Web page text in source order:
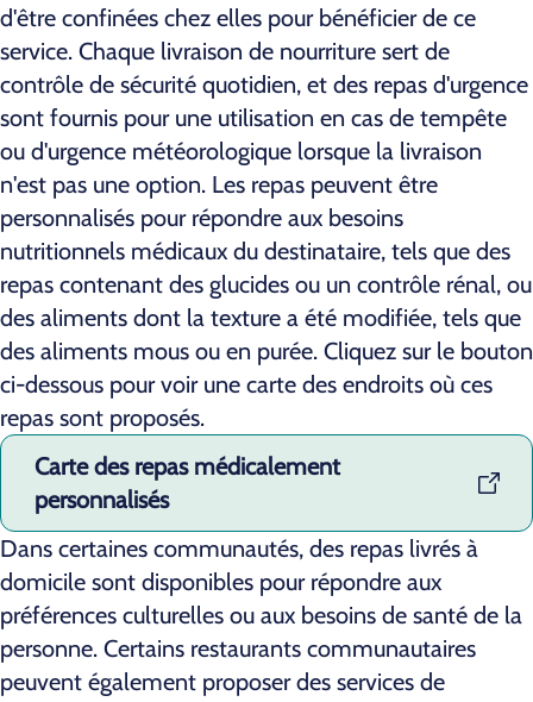
d'être confinées chez elles pour bénéficier de ce
service. Chaque livraison de nourriture sert de
contrôle de sécurité quotidien, et des repas d'urgence
sont fournis pour une utilisation en cas de tempête
ou d'urgence météorologique lorsque la livraison
n'est pas une option. Les repas peuvent être
personnalisés pour répondre aux besoins
nutritionnels médicaux du destinataire, tels que des
repas contenant des glucides ou un contrôle rénal, ou
des aliments dont la texture a été modifiée, tels que
des aliments mous ou en purée. Cliquez sur le bouton
ci-dessous pour voir une carte des endroits où ces
repas sont proposés.
Carte des repas médicalement
personnalisés
Dans certaines communautés, des repas livrés à
domicile sont disponibles pour répondre aux
préférences culturelles ou aux besoins de santé de la
personne. Certains restaurants communautaires
peuvent également proposer des services de